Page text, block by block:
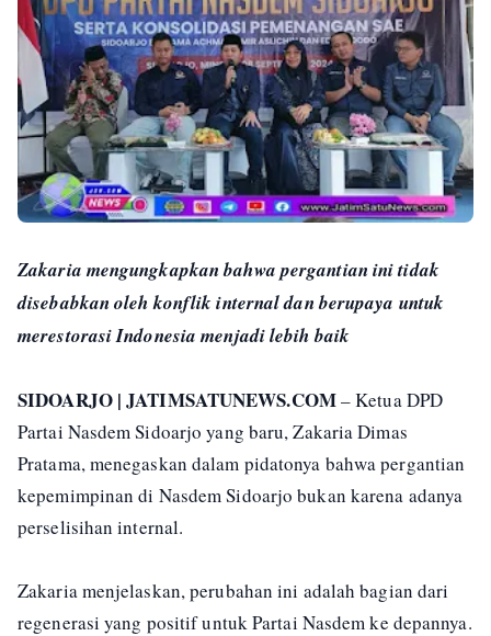
Zakaria mengungkapkan bahwa pergantian ini tidak
disebabkan oleh konflik internal dan berupaya untuk
merestorasi Indonesia menjadi lebih baik
SIDOARJO | JATIMSATUNEWS.COM– Ketua DPD
Partai Nasdem Sidoarjo yang baru, Zakaria Dimas
Pratama, menegaskan dalam pidatonya bahwa pergantian
kepemimpinan di Nasdem Sidoarjo bukan karena adanya
perselisihan internal.
Zakaria menjelaskan, perubahan ini adalah bagian dari
regenerasi yang positif untuk Partai Nasdem ke depannya.